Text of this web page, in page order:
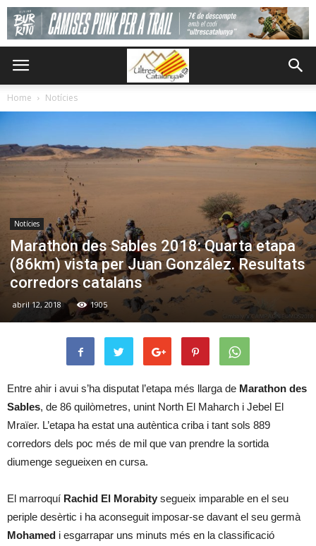
Home Notícies
Notícies
Marathon des Sables 2018: Quarta etapa
(86km) vista per Juan González. Resultats
corredors catalans
abril 12, 2018 1905
Entre ahir i avui s’ha disputat l’etapa més llarga de Marathon des
Sables, de 86 quilòmetres, unint North El Maharch i Jebel El
Mraïer. L’etapa ha estat una autèntica criba i tant sols 889
corredors dels poc més de mil que van prendre la sortida
diumenge segueixen en cursa.
El marroquí Rachid El Morabity segueix imparable en el seu
periple desèrtic i ha aconseguit imposar-se davant el seu germà
Mohamed i esgarrapar uns minuts més en la classificació